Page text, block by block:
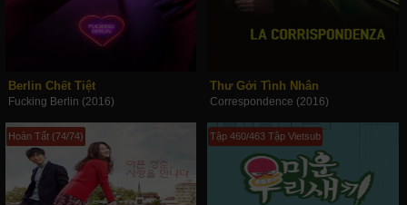
Berlin Chết Tiệt
Fucking Berlin (2016)
Thư Gởi Tình Nhân
Correspondence (2016)
Hoàn Tất (74/74) Tập 460/463 Tập Vietsub